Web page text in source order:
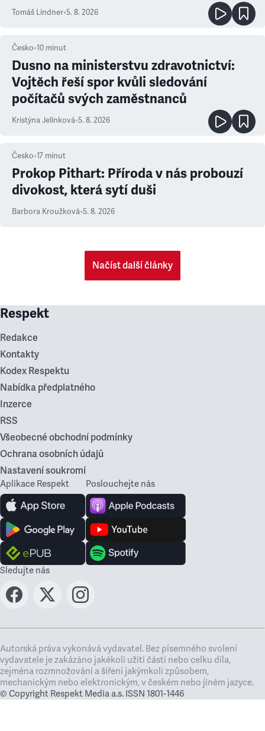
Tomáš Lindner•5. 8. 2026
Česko•10 minut
Dusno na ministerstvu zdravotnictví:
Vojtěch řeší spor kvůli sledování
počítačů svých zaměstnanců
Kristýna Jelínková•5. 8. 2026
Česko•17 minut
Prokop Pithart: Příroda v nás probouzí
divokost, která sytí duši
Barbora Kroužková•5. 8. 2026
Načíst další články
Respekt
Redakce
Kontakty
Kodex Respektu
Nabídka předplatného
Inzerce
RSS
Všeobecné obchodní podmínky
Ochrana osobních údajů
Nastavení soukromí
Aplikace Respekt Poslouchejte nás
Sledujte nás
Autorská práva vykonává vydavatel. Bez písemného svolení
vydavatele je zakázáno jakékoli užití částí nebo celku díla,
zejména rozmnožování a šíření jakýmkoli způsobem,
mechanickým nebo elektronickým, v českém nebo jiném jazyce.
© Copyright Respekt Media a.s. ISSN 1801-1446